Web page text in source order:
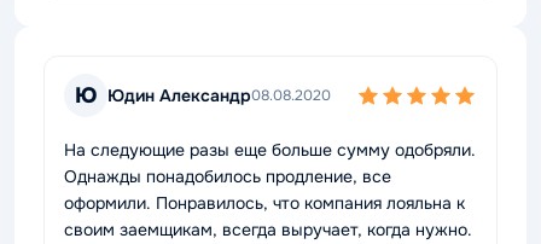
Ю Юдин Александр08.08.2020
На следующие разы еще больше сумму одобряли.
Однажды понадобилось продление, все
оформили. Понравилось, что компания лояльна к
своим заемщикам, всегда выручает, когда нужно.